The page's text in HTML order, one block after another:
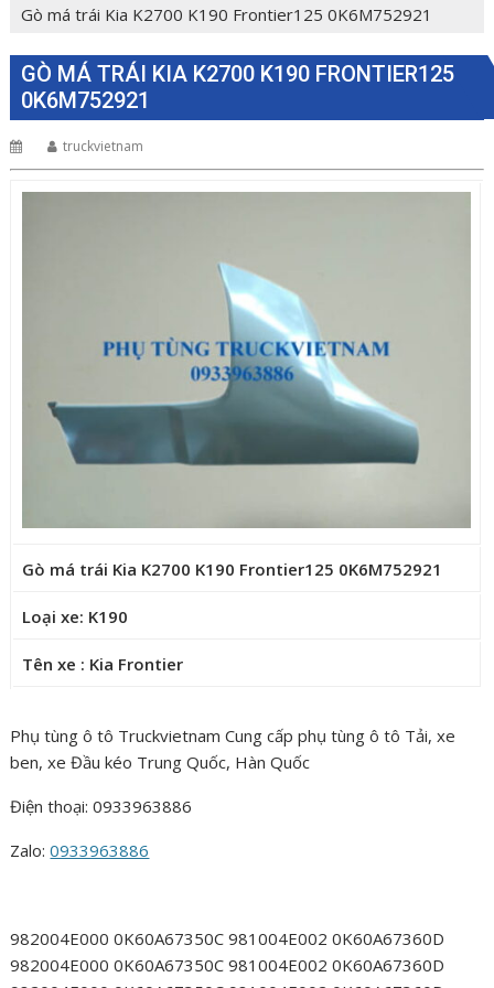
Gò má trái Kia K2700 K190 Frontier125 0K6M752921
GÒ MÁ TRÁI KIA K2700 K190 FRONTIER125
0K6M752921
truckvietnam
Gò má trái Kia K2700 K190 Frontier125 0K6M752921
Loại xe: K190
Tên xe : Kia Frontier
Phụ tùng ô tô Truckvietnam Cung cấp phụ tùng ô tô Tải, xe
ben, xe Đầu kéo Trung Quốc, Hàn Quốc
Điện thoại: 0933963886
Zalo:0933963886
982004E000 0K60A67350C 981004E002 0K60A67360D
982004E000 0K60A67350C 981004E002 0K60A67360D